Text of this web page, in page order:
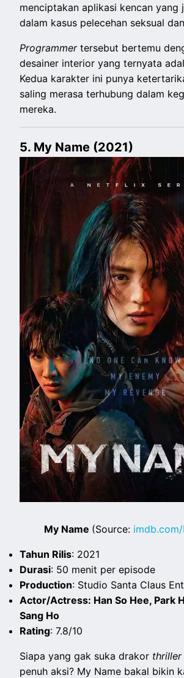
menciptakan aplikasi kencan yang
dalam kasus pelecehan seksual
Programmertersebut bertemu
desainer interior yang ternyata
Kedua karakter ini punya
saling merasa terhubung dalam
mereka.
5. My Name (2021)
My Name (Source:
Tahun Rilis: 2021
Durasi: 50 menit per episode
Production: Studio Santa Claus
Actor/Actress: Han So Hee, Park
Sang Ho
Rating: 7.8/10
Siapa yang gak suka drakor
penuh aksi? My Name bakal bikin